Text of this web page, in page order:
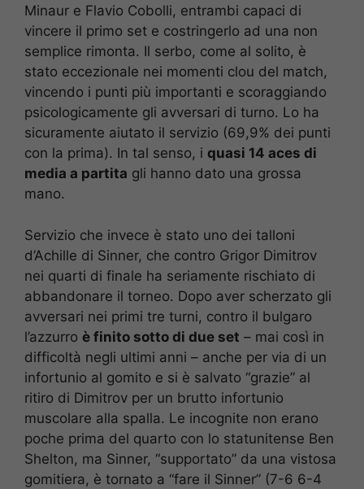
Minaur e Flavio Cobolli, entrambi capaci di
vincere il primo set e costringerlo ad una non
semplice rimonta. Il serbo, come al solito, è
stato eccezionale nei momenti clou del match,
vincendo i punti più importanti e scoraggiando
psicologicamente gli avversari di turno. Lo ha
sicuramente aiutato il servizio (69,9% dei punti
con la prima). In tal senso, i quasi 14 aces di
media a partita gli hanno dato una grossa
mano.
Servizio che invece è stato uno dei talloni
d’Achille di Sinner, che contro Grigor Dimitrov
nei quarti di finale ha seriamente rischiato di
abbandonare il torneo. Dopo aver scherzato gli
avversari nei primi tre turni, contro il bulgaro
l’azzurro è finito sotto di due set – mai così in
difficoltà negli ultimi anni – anche per via di un
infortunio al gomito e si è salvato “grazie” al
ritiro di Dimitrov per un brutto infortunio
muscolare alla spalla. Le incognite non erano
poche prima del quarto con lo statunitense Ben
Shelton, ma Sinner, “supportato” da una vistosa
gomitiera, è tornato a “fare il Sinner” (7-6 6-4